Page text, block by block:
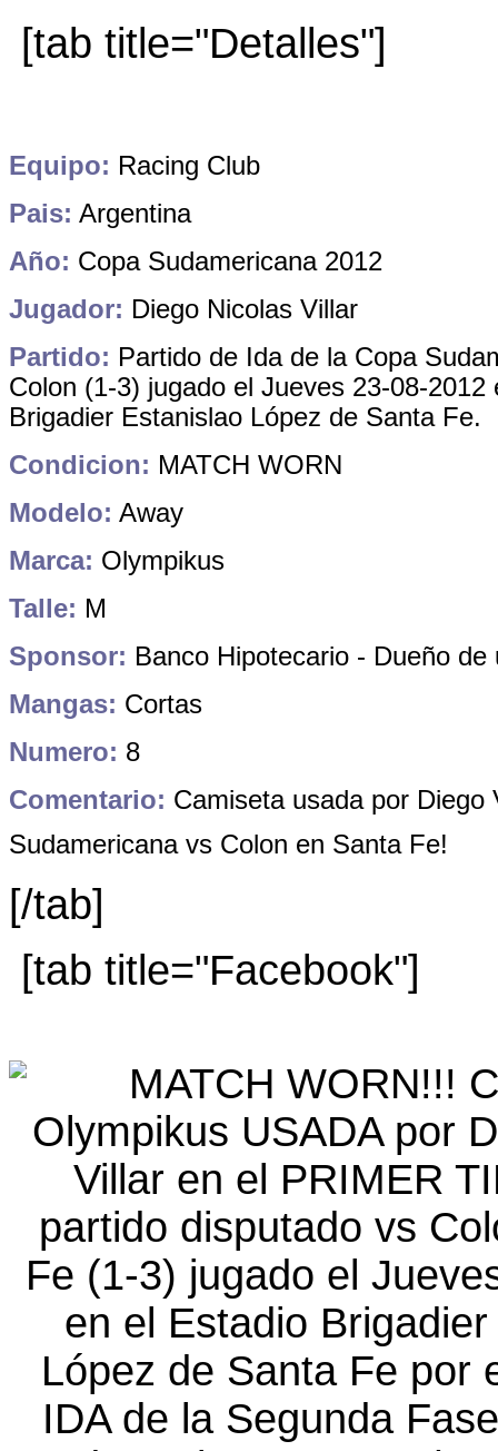
[tab title="Detalles"]
Equipo: Racing Club
Pais: Argentina
Año: Copa Sudamericana 2012
Jugador: Diego Nicolas Villar
Partido: Partido de Ida de la Copa
Colon (1-3) jugado el Jueves 23-08-2012
Brigadier Estanislao López de Santa Fe.
Condicion: MATCH WORN
Modelo: Away
Marca: Olympikus
Talle: M
Sponsor: Banco Hipotecario - Dueño de
Mangas: Cortas
Numero: 8
Comentario: Camiseta usada por Diego
Sudamericana vs Colon en Santa Fe!
[/tab]
[tab title="Facebook"]